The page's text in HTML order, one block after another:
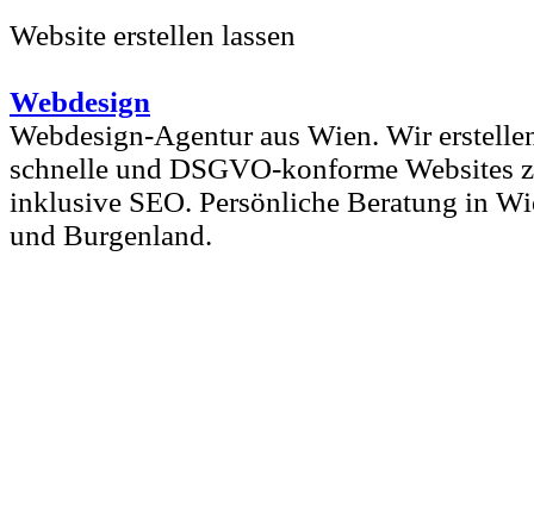
Website erstellen lassen
Webdesign
Webdesign-Agentur aus Wien. Wir
schnelle und DSGVO-konforme Websites
inklusive SEO. Persönliche Beratung in
und Burgenland.